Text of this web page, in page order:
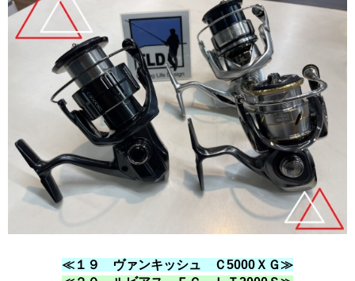
≪１９ ヴァンキッシュ Ｃ5000ＸＧ≫